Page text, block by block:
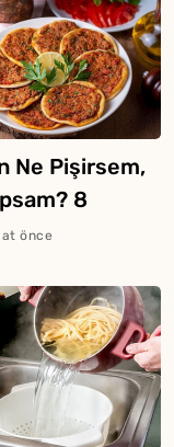
Ne Pişirsem,
8
2026
önce